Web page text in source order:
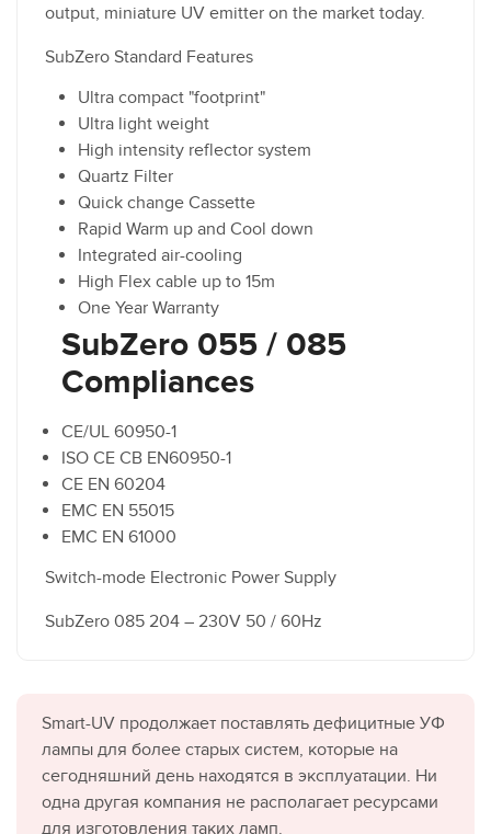
output, miniature UV emitter on the market today.
SubZero Standard Features
Ultra compact "footprint"
Ultra light weight
High intensity reflector system
Quartz Filter
Quick change Cassette
Rapid Warm up and Cool down
Integrated air-cooling
High Flex cable up to 15m
One Year Warranty
SubZero 055 / 085
Compliances
CE/UL 60950-1
ISO CE CB EN60950-1
CE EN 60204
EMC EN 55015
EMC EN 61000
Switch-mode Electronic Power Supply
SubZero 085 204 – 230V 50 / 60Hz
Smart-UV продолжает поставлять дефицитные УФ
лампы для более старых систем, которые на
сегодняшний день находятся в эксплуатации. Ни
одна другая компания не располагает ресурсами
для изготовления таких ламп.